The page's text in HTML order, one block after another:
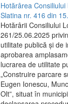
Hotărârea
Slatina nr. 416 din
Hotărârii Consiliului
261/25.06.2025
utilitate publică și de
aprobarea
lucrarea de utilitate
„Construire parcare
Eugen Ionescu,
Olt”, situat în